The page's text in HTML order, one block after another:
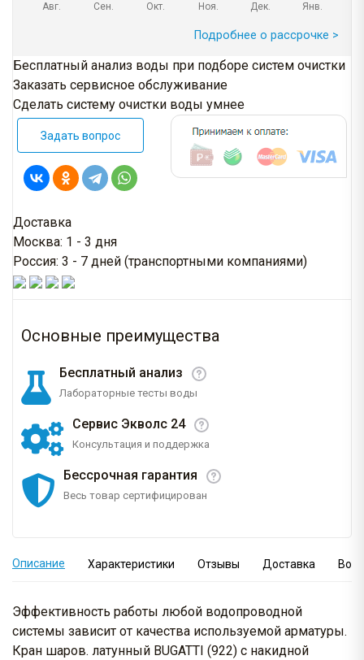
Авг. Сен. Окт. Ноя. Дек. Янв.
Подробнее о рассрочке >
Бесплатный анализ воды при подборе систем очистки
Заказать сервисное обслуживание
Сделать систему очистки воды умнее
Задать вопрос
Доставка
Москва: 1 - 3 дня
Россия: 3 - 7 дней (транспортными компаниями)
Основные преимущества
Бесплатный анализ
Лабораторные тесты воды
Сервис Экволс 24
Консультация и поддержка
Бессрочная гарантия
Весь товар сертифицирован
Описание Характеристики Отзывы Доставка
Эффективность работы любой водопроводной
системы зависит от качества используемой арматуры.
Кран шаров. латунный BUGATTI (922) с накидной